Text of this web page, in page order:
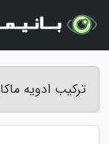
ترکیب ادویه